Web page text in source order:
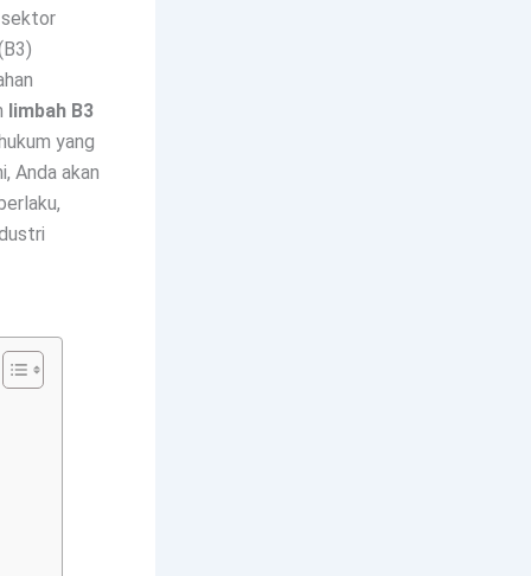
sektor
limbah B3
yang
Anda akan